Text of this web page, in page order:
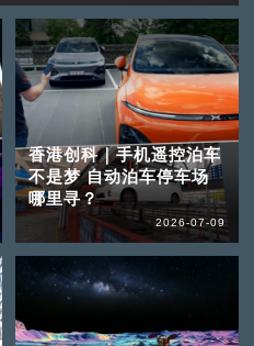
香港创科｜手机遥控泊车
不是梦 自动泊车停车场
哪里寻？
2026-07-09